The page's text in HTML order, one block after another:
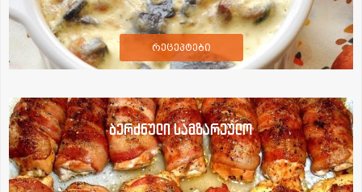
რეცეპტები
ბერძნული სამზარეულო